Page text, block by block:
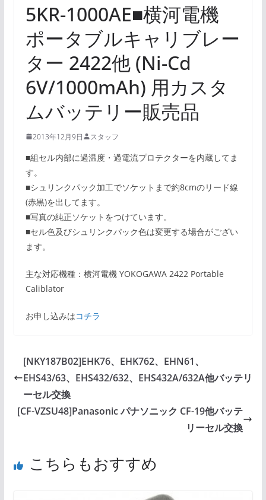
5KR-1000AE■横河電機
ポータブルキャリブレー
ター 2422他 (Ni-Cd
6V/1000mAh) 用カスタ
ムバッテリー販売品
2013年12月9日 スタッフ
■組セル内部に過温度・過電流プロテクターを内蔵してま
す。
■シュリンクパック加工でソケットまで約8cmのリード線
(赤黒)を出してます。
■写真の純正ソケットをつけています。
■セル色及びシュリンクパック色は変更する場合がござい
ます。
主な対応機種：横河電機 YOKOGAWA 2422 Portable
Caliblator
お申し込みはコチラ
[NKY187B02]EHK76、EHK762、EHN61、
EHS43/63、EHS432/632、EHS432A/632A他バッテリ
ーセル交換
[CF-VZSU48]Panasonic パナソニック CF-19他バッテ
リーセル交換
こちらもおすすめ